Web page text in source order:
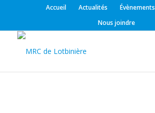
Accueil Actualités Évènements
Nous joindre